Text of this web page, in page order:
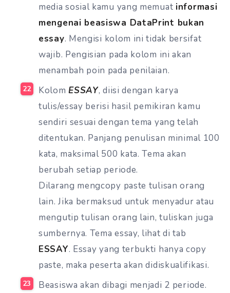
media sosial kamu yang memuat informasi
mengenai beasiswa DataPrint bukan
essay. Mengisi kolom ini tidak bersifat
wajib. Pengisian pada kolom ini akan
menambah poin pada penilaian.
KolomESSAY, diisi dengan karya
tulis/essay berisi hasil pemikiran kamu
sendiri sesuai dengan tema yang telah
ditentukan. Panjang penulisan minimal 100
kata, maksimal 500 kata. Tema akan
berubah setiap periode.
Dilarang mengcopy paste tulisan orang
lain. Jika bermaksud untuk menyadur atau
mengutip tulisan orang lain, tuliskan juga
sumbernya. Tema essay, lihat di tab
ESSAY. Essay yang terbukti hanya copy
paste, maka peserta akan didiskualifikasi.
Beasiswa akan dibagi menjadi 2 periode.